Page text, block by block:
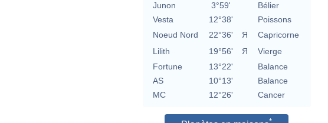
Junon
3°59'
Bélier
Vesta
12°38'
Poissons
Noeud Nord
22°36' Я
Capricorne
Lilith
19°56' Я
Vierge
Fortune
13°22'
Balance
AS
10°13'
Balance
MC
12°26' Cancer